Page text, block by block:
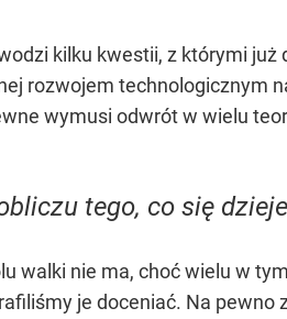
kilku kwestii, z którymi
rozwojem technologicznym
wymusi odwrót w wielu
tego, co się
walki nie ma, choć wielu w
je doceniać. Na